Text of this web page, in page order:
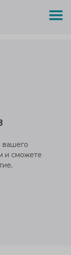
вашего
и сможете